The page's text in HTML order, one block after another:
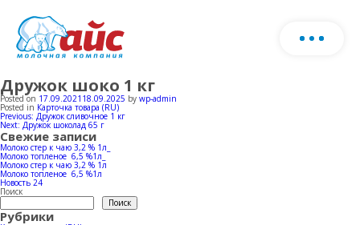
Скачать каталог продукции
О нас
Продукция
Молочная продукция
Мороженое
Ферма
Дружок шоко 1 кг
Posted on 17.09.2021 18.09.2025 by wp-admin
Posted in Карточка товара (RU)
Навигация
по
записям
Previous: Дружок сливочное 1 кг
Next: Дружок шоколад 65 г
Свежие записи
Молоко стер к чаю 3,2 % 1л_
Молоко топленое 6,5 %1л_
Молоко стер к чаю 3,2 % 1л
Молоко топленое 6,5 %1л
Новость 24
Поиск
Поиск
Рубрики